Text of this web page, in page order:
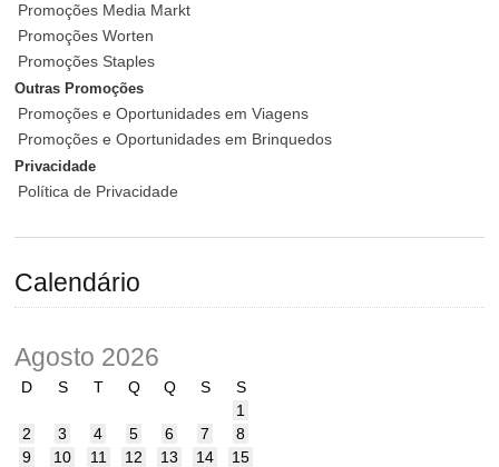
Promoções Media Markt
Promoções Worten
Promoções Staples
Outras Promoções
Promoções e Oportunidades em Viagens
Promoções e Oportunidades em Brinquedos
Privacidade
Política de Privacidade
Calendário
Agosto 2026
D S T Q Q S
S
1
2
3 4 5 6 7
8
9
10 11 12 13 14
15